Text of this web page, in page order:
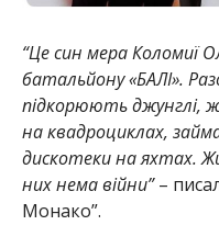
“Це син мера Коломиї
батальйону «БАЛІ».
підкорюють джунглі,
на квадроциклах,
дискотеки на яхтах.
них нема війни”–
Монако”.